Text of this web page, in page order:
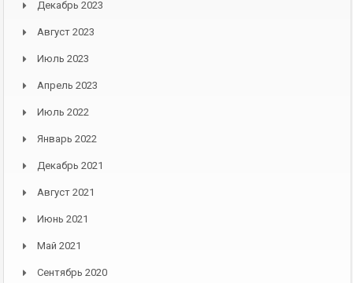
Декабрь 2023
Август 2023
Июль 2023
Апрель 2023
Июль 2022
Январь 2022
Декабрь 2021
Август 2021
Июнь 2021
Май 2021
Сентябрь 2020